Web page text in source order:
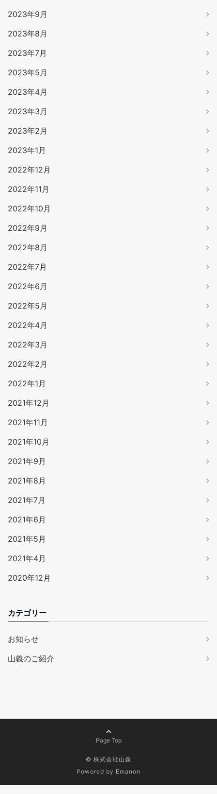
2023年9月
2023年8月
2023年7月
2023年5月
2023年4月
2023年3月
2023年2月
2023年1月
2022年12月
2022年11月
2022年10月
2022年9月
2022年8月
2022年7月
2022年6月
2022年5月
2022年4月
2022年3月
2022年2月
2022年1月
2021年12月
2021年11月
2021年10月
2021年9月
2021年8月
2021年7月
2021年6月
2021年5月
2021年4月
2020年12月
カテゴリー
お知らせ
山義のご紹介
Page Top
© 株式会社山義
Powered by Emanon